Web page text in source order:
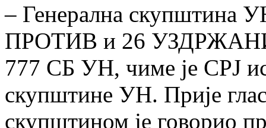
– Генерална скупштина
ПРОТИВ и 26 УЗДРЖАНИХ,
777 СБ УН, чиме је СРЈ
скупштине УН. Прије
скупштином је говорио